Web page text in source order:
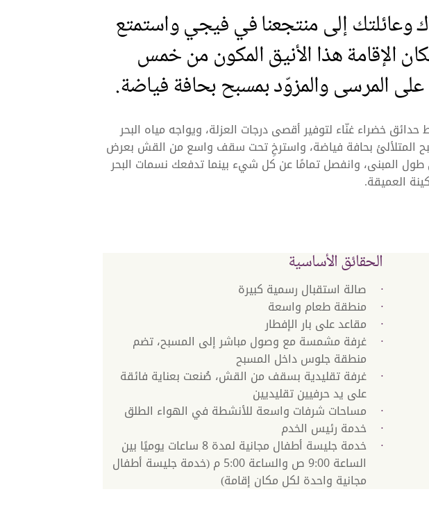
إلى منتجعنا في فيجي واستمتع
الإقامة هذا الأنيق المكون من خمس
المرسى والمزوّد بمسبح بحافة فياضة.
خضراء غنّاء لتوفير أقصى درجات العزلة، ويواجه مياه البحر
المتلألئ بحافة فياضة، واسترخِ تحت سقف واسع من القش بعرض
طول المبنى، وانفصل تمامًا عن كل شيء بينما تدفعك نسمات البحر
العميقة.
الحقائق الأساسية
صالة استقبال رسمية كبيرة
منطقة طعام واسعة
مقاعد على بار الإفطار
غرفة مشمسة مع وصول مباشر إلى المسبح، تضم
منطقة جلوس داخل المسبح
غرفة تقليدية بسقف من القش، صُنعت بعناية فائقة
على يد حرفيين تقليديين
مساحات شرفات واسعة للأنشطة في الهواء الطلق
خدمة رئيس الخدم
خدمة جليسة أطفال مجانية لمدة 8 ساعات يوميًا بين
الساعة 9:00 ص والساعة 5:00 م (خدمة جليسة أطفال
مجانية واحدة لكل مكان إقامة)